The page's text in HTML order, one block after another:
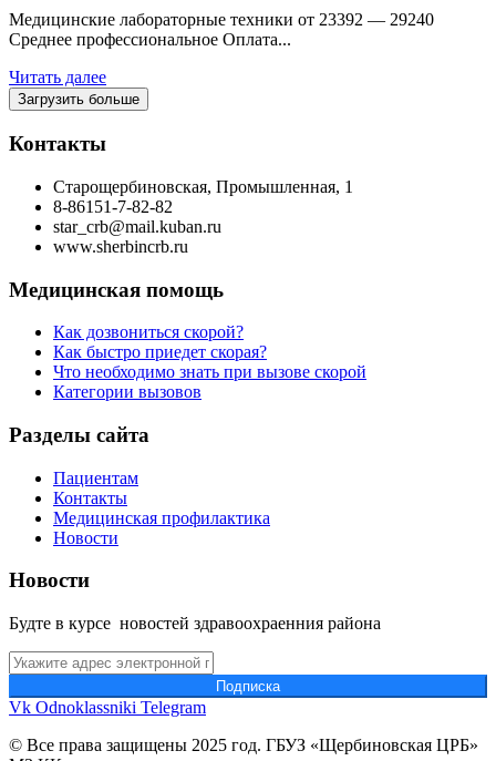
Медицинские лабораторные техники от 23392 — 29240
Среднее профессиональное Оплата...
Читать далее
Загрузить больше
Контакты
Старощербиновская, Промышленная, 1
8-86151-7-82-82
star_crb@mail.kuban.ru
www.sherbincrb.ru
Медицинская помощь
Как дозвониться скорой?
Как быстро приедет скорая?
Что необходимо знать при вызове скорой
Категории вызовов
Разделы сайта
Пациентам
Контакты
Медицинская профилактика
Новости
Новости
Будте в курсе новостей здравоохраенния района
Подпиcка
Vk Odnoklassniki Telegram
© Все права защищены 2025 год. ГБУЗ «Щербиновская ЦРБ»